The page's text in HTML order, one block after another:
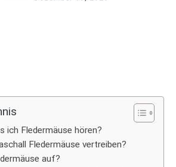
ich Fledermäuse hören?
Fledermäuse vertreiben?
auf?